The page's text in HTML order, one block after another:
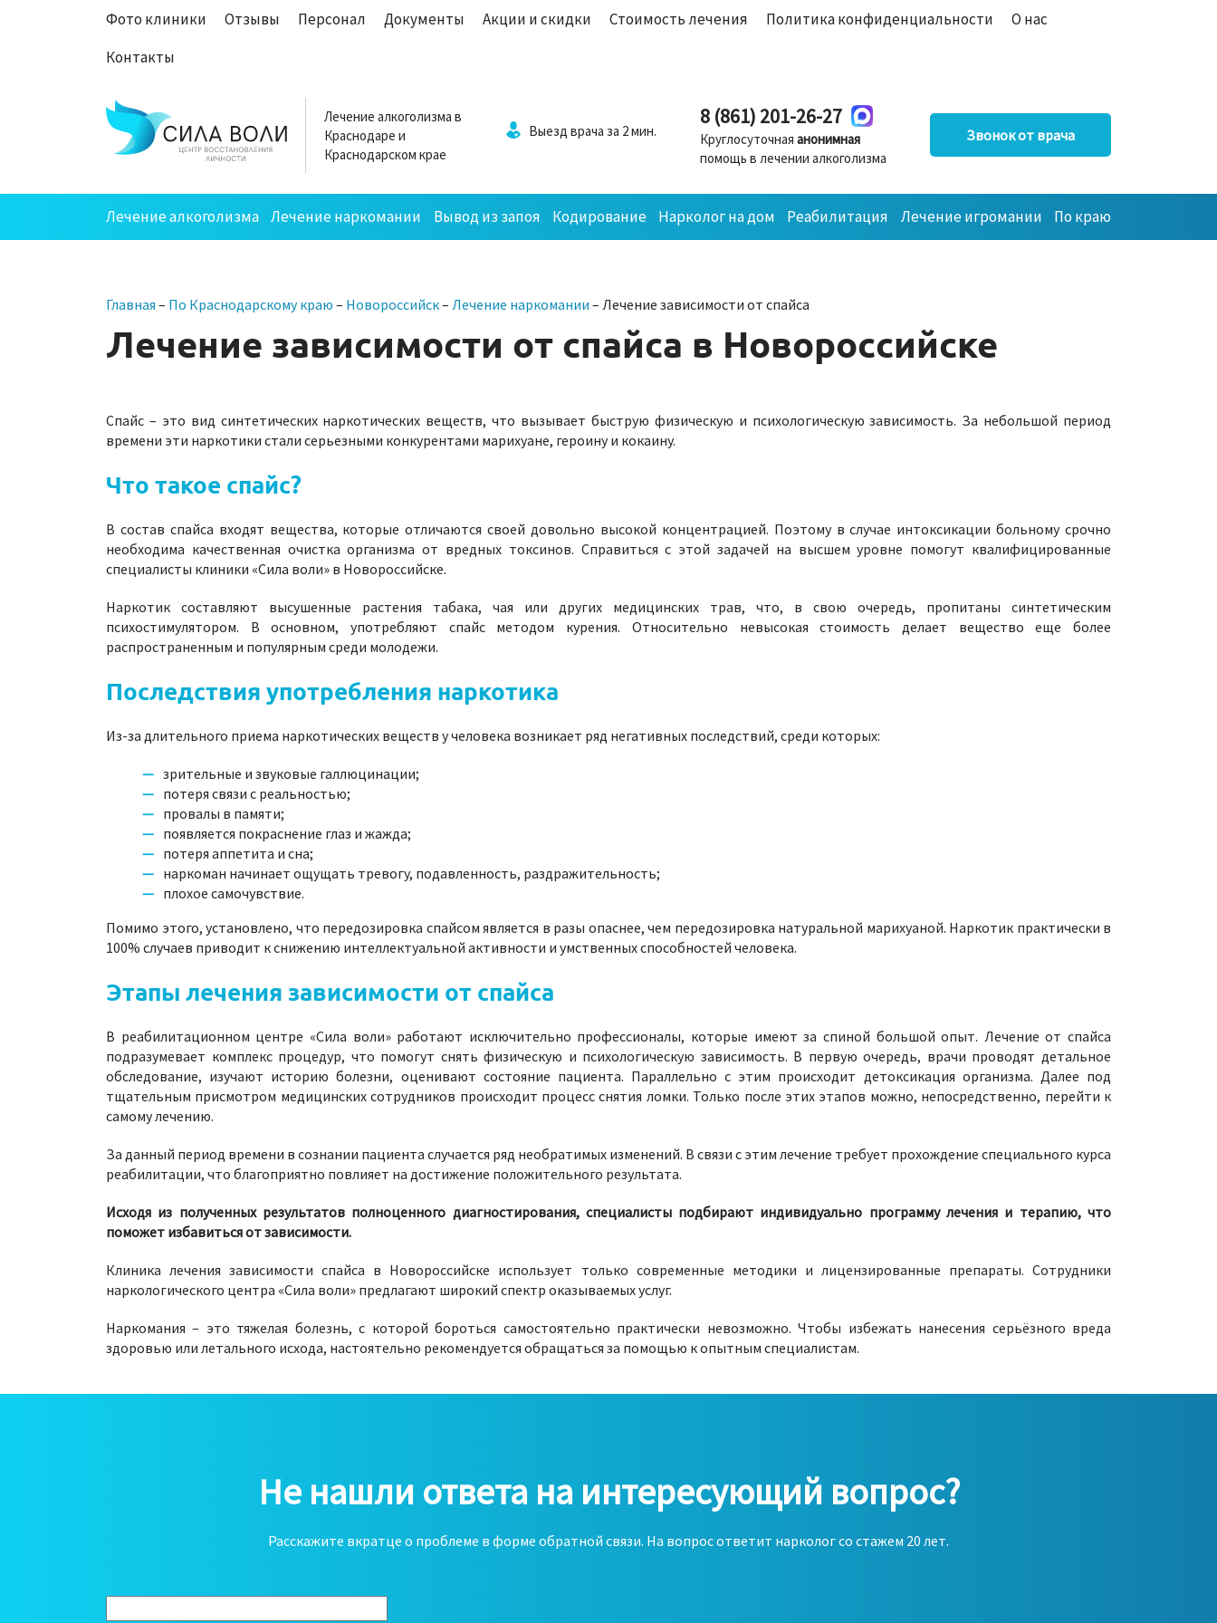
Фото клиники Отзывы Персонал Документы Акции и скидки Стоимость лечения Политика конфиденциальности
О нас
Контакты
Лечение алкоголизма в
Краснодаре и
Краснодарском крае
Выезд врача за 2 мин.
8 (861) 201-26-27
Круглосуточная анонимная
помощь в лечении алкоголизма
Звонок от врача
Лечение алкоголизма Лечение наркомании Вывод из запоя Кодирование Нарколог на дом Реабилитация Лечение игромании По краю
Главная – По Краснодарскому краю – Новороссийск– Лечение наркомании – Лечение зависимости от спайса
Лечение зависимости от спайса в Новороссийске
Спайс – это вид синтетических наркотических веществ, что вызывает быструю физическую и психологическую зависимость. За небольшой период
времени эти наркотики стали серьезными конкурентами марихуане, героину и кокаину.
Что такое спайс?
В состав спайса входят вещества, которые отличаются своей довольно высокой концентрацией. Поэтому в случае интоксикации больному срочно
необходима качественная очистка организма от вредных токсинов. Справиться с этой задачей на высшем уровне помогут квалифицированные
специалисты клиники «Сила воли» в Новороссийске.
Наркотик составляют высушенные растения табака, чая или других медицинских трав, что, в свою очередь, пропитаны синтетическим
психостимулятором. В основном, употребляют спайс методом курения. Относительно невысокая стоимость делает вещество еще более
распространенным и популярным среди молодежи.
Последствия употребления наркотика
Из-за длительного приема наркотических веществ у человека возникает ряд негативных последствий, среди которых:
зрительные и звуковые галлюцинации;
потеря связи с реальностью;
провалы в памяти;
появляется покраснение глаз и жажда;
потеря аппетита и сна;
наркоман начинает ощущать тревогу, подавленность, раздражительность;
плохое самочувствие.
Помимо этого, установлено, что передозировка спайсом является в разы опаснее, чем передозировка натуральной марихуаной. Наркотик практически в
100% случаев приводит к снижению интеллектуальной активности и умственных способностей человека.
Этапы лечения зависимости от спайса
В реабилитационном центре «Сила воли» работают исключительно профессионалы, которые имеют за спиной большой опыт. Лечение от спайса
подразумевает комплекс процедур, что помогут снять физическую и психологическую зависимость. В первую очередь, врачи проводят детальное
обследование, изучают историю болезни, оценивают состояние пациента. Параллельно с этим происходит детоксикация организма. Далее под
тщательным присмотром медицинских сотрудников происходит процесс снятия ломки. Только после этих этапов можно, непосредственно, перейти к
самому лечению.
За данный период времени в сознании пациента случается ряд необратимых изменений. В связи с этим лечение требует прохождение специального курса
реабилитации, что благоприятно повлияет на достижение положительного результата.
Исходя из полученных результатов полноценного диагностирования, специалисты подбирают индивидуально программу лечения и терапию, что
поможет избавиться от зависимости.
Клиника лечения зависимости спайса в Новороссийске использует только современные методики и лицензированные препараты. Сотрудники
наркологического центра «Сила воли» предлагают широкий спектр оказываемых услуг.
Наркомания – это тяжелая болезнь, с которой бороться самостоятельно практически невозможно. Чтобы избежать нанесения серьёзного вреда
здоровью или летального исхода, настоятельно рекомендуется обращаться за помощью к опытным специалистам.
Не нашли ответа на интересующий вопрос?
Расскажите вкратце о проблеме в форме обратной связи. На вопрос ответит нарколог со стажем 20 лет.